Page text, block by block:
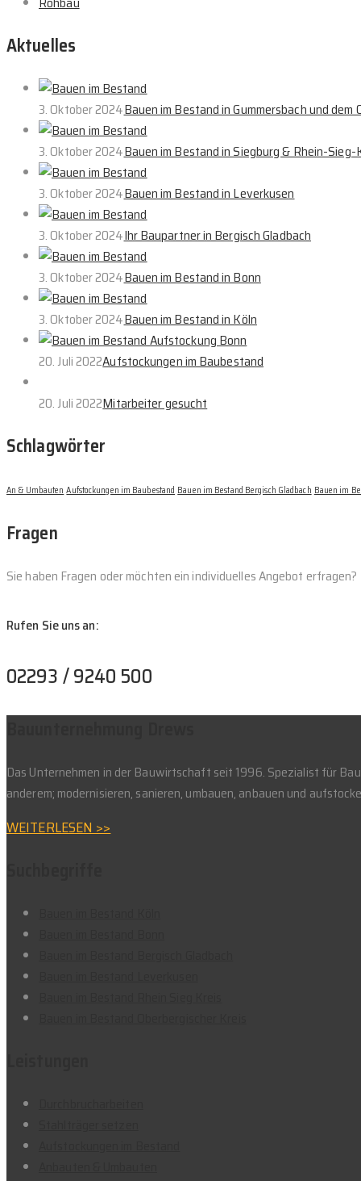
Aktuelles
3. Oktober 2024Bauen im Bestand in Gummersbach und dem
3. Oktober 2024Bauen im Bestand in Siegburg & Rhein-Sieg-
3. Oktober 2024Bauen im Bestand in Leverkusen
3. Oktober 2024Ihr Baupartner in Bergisch Gladbach
3. Oktober 2024Bauen im Bestand in Bonn
3. Oktober 2024Bauen im Bestand in Köln
20. Juli 2022Aufstockungen im Baubestand
20. Juli 2022Mitarbeiter gesucht
Schlagwörter
An & Umbauten Aufstockungen im Baubestand Bauen im Bestand Bergisch Gladbach Bauen im
Fragen
Sie haben Fragen oder möchten ein individuelles Angebot erfragen?
Rufen Sie uns an:
02293 / 9240 500
Das Unternehmen in der Bauwirtschaft seit 1996. Spezialist für
anderem; modernisieren, sanieren, umbauen, anbauen und
WEITERLESEN >>